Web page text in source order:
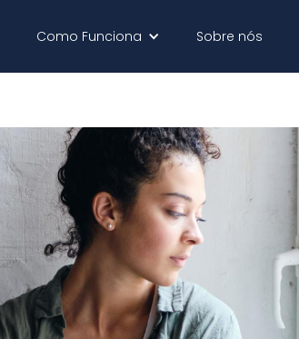
Como Funciona Sobre nós